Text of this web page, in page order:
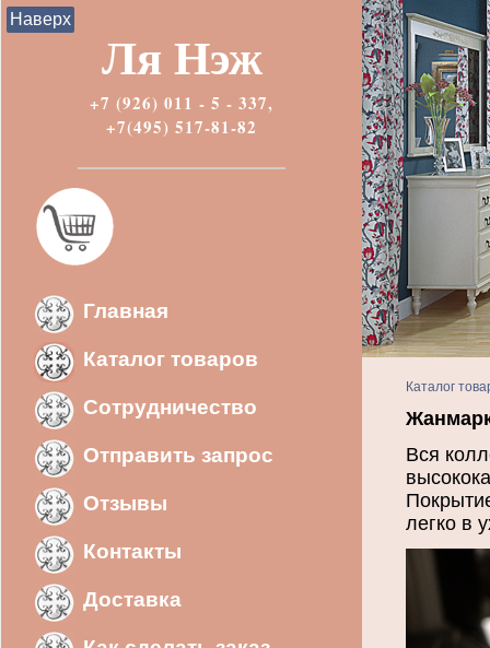
Ля Нэж
+7 (926) 011 - 5 - 337,
+7(495) 517-81-82
Главная
Каталог товаров
Сотрудничество
Отправить запрос
Отзывы
Контакты
Доставка
Каталог
Вся
легко в
Наверх